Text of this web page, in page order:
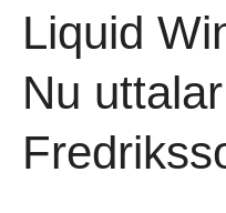
Liquid
Nu